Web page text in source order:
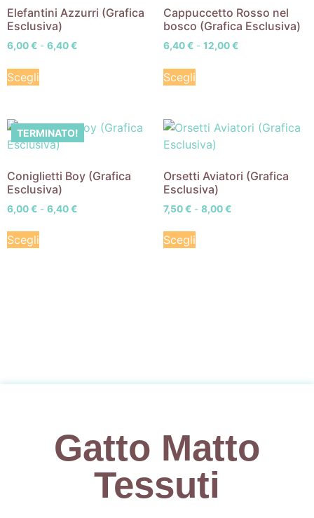
Elefantini Azzurri (Grafica
Esclusiva)
6,00€ - 6,40€
Scegli
Cappuccetto Rosso nel
bosco (Grafica Esclusiva)
6,40€ - 12,00€
Scegli
TERMINATO!
Coniglietti Boy (Grafica
Esclusiva)
6,00€ - 6,40€
Scegli
Orsetti Aviatori (Grafica
Esclusiva)
7,50€ - 8,00€
Scegli
Gatto Matto
Tessuti